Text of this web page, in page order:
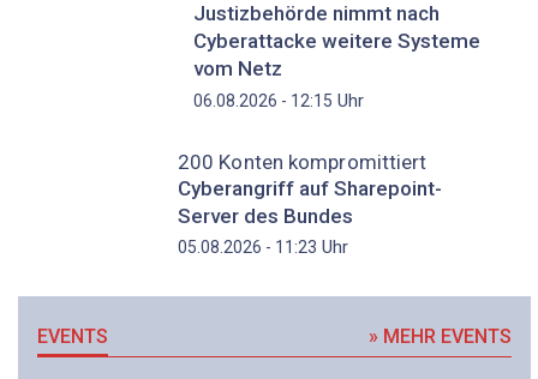
Justizbehörde nimmt nach
Cyberattacke weitere Systeme
vom Netz
06.08.2026 - 12:15 Uhr
200 Konten kompromittiert
Cyberangriff auf Sharepoint-
Server des Bundes
05.08.2026 - 11:23 Uhr
EVENTS » MEHR EVENTS